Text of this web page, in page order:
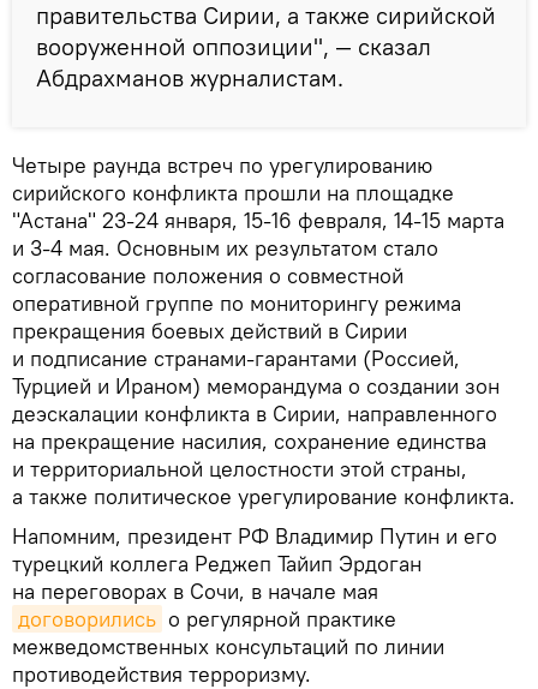
правительства Сирии, а также сирийской
вооруженной оппозиции", — сказал
Абдрахманов журналистам.
Четыре раунда встреч по урегулированию
сирийского конфликта прошли на площадке
"Астана" 23-24 января, 15-16 февраля, 14-15 марта
и 3-4 мая. Основным их результатом стало
согласование положения о совместной
оперативной группе по мониторингу режима
прекращения боевых действий в Сирии
и подписание странами-гарантами (Россией,
Турцией и Ираном) меморандума о создании зон
деэскалации конфликта в Сирии, направленного
на прекращение насилия, сохранение единства
и территориальной целостности этой страны,
а также политическое урегулирование конфликта.
Напомним, президент РФ Владимир Путин и его
турецкий коллега Реджеп Тайип Эрдоган
на переговорах в Сочи, в начале мая
договорились о регулярной практике
межведомственных консультаций по линии
противодействия терроризму.